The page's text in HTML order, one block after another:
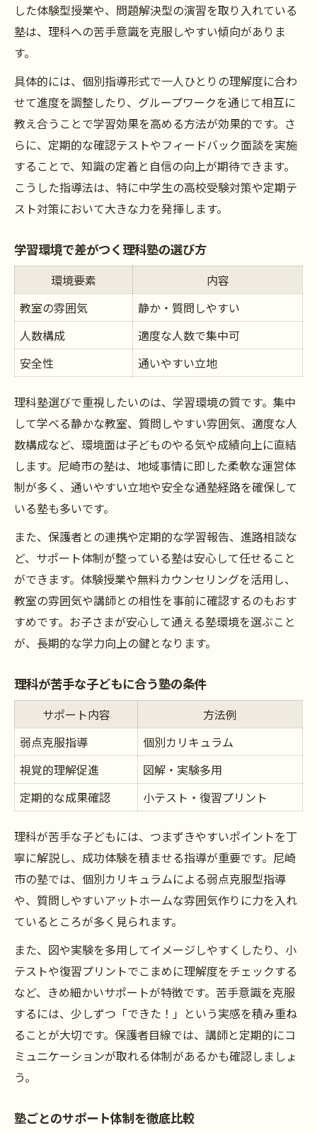
した体験型授業や、問題解決型の演習を取り入れている
塾は、理科への苦手意識を克服しやすい傾向がありま
す。
具体的には、個別指導形式で一人ひとりの理解度に合わ
せて進度を調整したり、グループワークを通じて相互に
教え合うことで学習効果を高める方法が効果的です。さ
らに、定期的な確認テストやフィードバック面談を実施
することで、知識の定着と自信の向上が期待できます。
こうした指導法は、特に中学生の高校受験対策や定期テ
スト対策において大きな力を発揮します。
学習環境で差がつく理科塾の選び方
環境要素
内容
教室の雰囲気
静か・質問しやすい
人数構成
適度な人数で集中可
安全性
通いやすい立地
理科塾選びで重視したいのは、学習環境の質です。集中
して学べる静かな教室、質問しやすい雰囲気、適度な人
数構成など、環境面は子どものやる気や成績向上に直結
します。尼崎市の塾は、地域事情に即した柔軟な運営体
制が多く、通いやすい立地や安全な通塾経路を確保して
いる塾も多いです。
また、保護者との連携や定期的な学習報告、進路相談な
ど、サポート体制が整っている塾は安心して任せること
ができます。体験授業や無料カウンセリングを活用し、
教室の雰囲気や講師との相性を事前に確認するのもおす
すめです。お子さまが安心して通える塾環境を選ぶこと
が、長期的な学力向上の鍵となります。
理科が苦手な子どもに合う塾の条件
サポート内容
方法例
弱点克服指導
個別カリキュラム
視覚的理解促進
図解・実験多用
定期的な成果確認
小テスト・復習プリント
理科が苦手な子どもには、つまずきやすいポイントを丁
寧に解説し、成功体験を積ませる指導が重要です。尼崎
市の塾では、個別カリキュラムによる弱点克服型指導
や、質問しやすいアットホームな雰囲気作りに力を入れ
ているところが多く見られます。
また、図や実験を多用してイメージしやすくしたり、小
テストや復習プリントでこまめに理解度をチェックする
など、きめ細かいサポートが特徴です。苦手意識を克服
するには、少しずつ「できた！」という実感を積み重ね
ることが大切です。保護者目線では、講師と定期的にコ
ミュニケーションが取れる体制があるかも確認しましょ
う。
塾ごとのサポート体制を徹底比較